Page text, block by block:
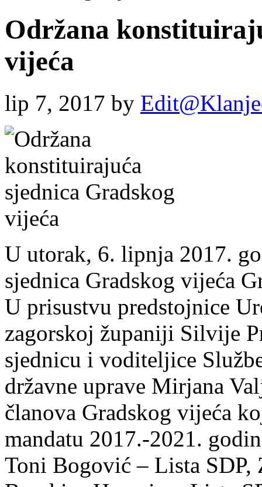
Održana
vijeća
lip 7, 2017 by
U utorak, 6. lipnja 2017.
sjednica Gradskog vijeća
U prisustvu predstojnice
zagorskoj županiji Silvije
sjednicu i voditeljice
državne uprave Mirjana
članova Gradskog vijeća
mandatu 2017.-2021.
Toni Bogović – Lista